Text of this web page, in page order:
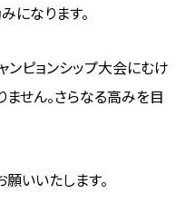
になります。
ピョンシップ大会にむけ
せん。さらなる高みを目
いいたします。